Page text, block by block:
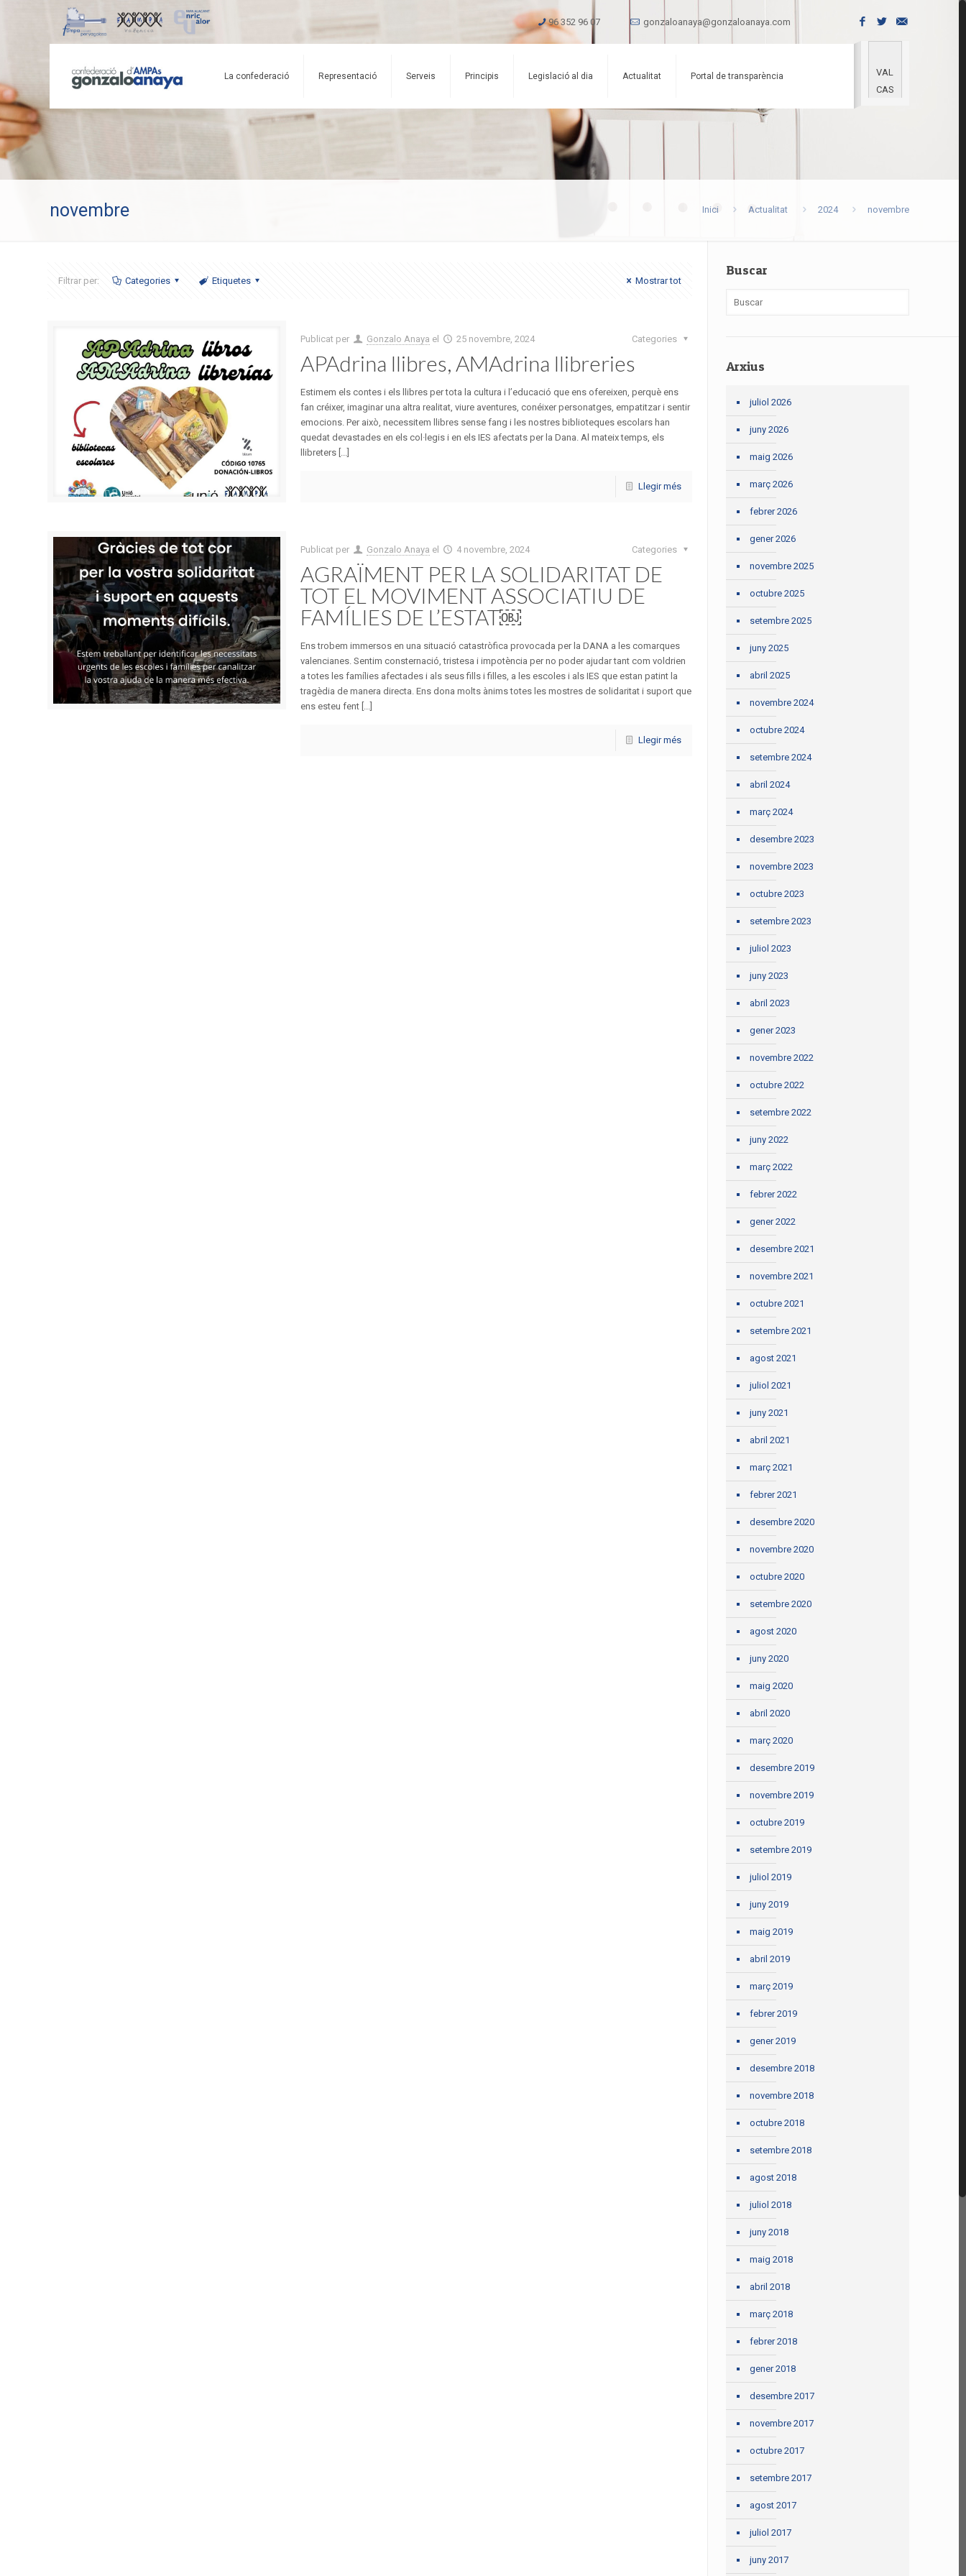
96 352 96 07 gonzaloanaya@gonzaloanaya.com
La confederació Representació Serveis Principis Legislació al dia Actualitat Portal de transparència
VAL
CAS
novembre Inici Actualitat 2024 novembre
Filtrar per: Categories Etiquetes Mostrar tot
Publicat per Gonzalo Anaya el 25 novembre, 2024 Categories
APAdrina llibres, AMAdrina llibreries
Estimem els contes i els llibres per tota la cultura i l’educació que ens ofereixen, perquè ens
fan créixer, imaginar una altra realitat, viure aventures, conéixer personatges, empatitzar i sentir
emocions. Per això, necessitem llibres sense fang i les nostres biblioteques escolars han
quedat devastades en els col·legis i en els IES afectats per la Dana. Al mateix temps, els
llibreters [...]
Llegir més
Publicat per Gonzalo Anaya el 4 novembre, 2024 Categories
AGRAÏMENT PER LA SOLIDARITAT DE
TOT EL MOVIMENT ASSOCIATIU DE
FAMÍLIES DE L’ESTAT￼
Ens trobem immersos en una situació catastròfica provocada per la DANA a les comarques
valencianes. Sentim consternació, tristesa i impotència per no poder ajudar tant com voldrien
a totes les famílies afectades i als seus fills i filles, a les escoles i als IES que estan patint la
tragèdia de manera directa. Ens dona molts ànims totes les mostres de solidaritat i suport que
ens esteu fent [...]
Llegir més
Buscar
Arxius
juliol 2026
juny 2026
maig 2026
març 2026
febrer 2026
gener 2026
novembre 2025
octubre 2025
setembre 2025
juny 2025
abril 2025
novembre 2024
octubre 2024
setembre 2024
abril 2024
març 2024
desembre 2023
novembre 2023
octubre 2023
setembre 2023
juliol 2023
juny 2023
abril 2023
gener 2023
novembre 2022
octubre 2022
setembre 2022
juny 2022
març 2022
febrer 2022
gener 2022
desembre 2021
novembre 2021
octubre 2021
setembre 2021
agost 2021
juliol 2021
juny 2021
abril 2021
març 2021
febrer 2021
desembre 2020
novembre 2020
octubre 2020
setembre 2020
agost 2020
juny 2020
maig 2020
abril 2020
març 2020
desembre 2019
novembre 2019
octubre 2019
setembre 2019
juliol 2019
juny 2019
maig 2019
abril 2019
març 2019
febrer 2019
gener 2019
desembre 2018
novembre 2018
octubre 2018
setembre 2018
agost 2018
juliol 2018
juny 2018
maig 2018
abril 2018
març 2018
febrer 2018
gener 2018
desembre 2017
novembre 2017
octubre 2017
setembre 2017
agost 2017
juliol 2017
juny 2017